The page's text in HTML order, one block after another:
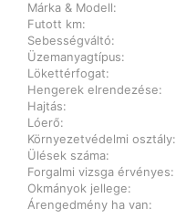
Márka & Modell:
Futott km:
Sebességváltó:
Üzemanyagtípus:
Lökettérfogat:
Hengerek elrendezése:
Hajtás:
Lóerő:
Környezetvédelmi osztály:
Ülések száma:
Forgalmi vizsga érvényes:
Okmányok jellege:
Árengedmény ha van: